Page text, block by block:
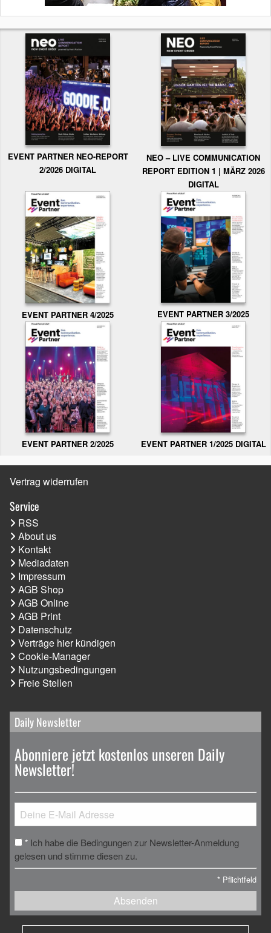
EVENT PARTNER NEO-REPORT
2/2026 DIGITAL
NEO – LIVE COMMUNICATION
REPORT EDITION 1 | MÄRZ 2026
DIGITAL
EVENT PARTNER 4/2025 EVENT PARTNER 3/2025
EVENT PARTNER 2/2025 EVENT PARTNER 1/2025 DIGITAL
Vertrag widerrufen
Service
RSS
About us
Kontakt
Mediadaten
Impressum
AGB Shop
AGB Online
AGB Print
Datenschutz
Verträge hier kündigen
Cookie-Manager
Nutzungsbedingungen
Freie Stellen
Daily Newsletter
Abonniere jetzt kostenlos unseren Daily
Newsletter!
* Ich habe die Bedingungen zur Newsletter-Anmeldung
gelesen und stimme diesen zu.
* Pflichtfeld
Absenden